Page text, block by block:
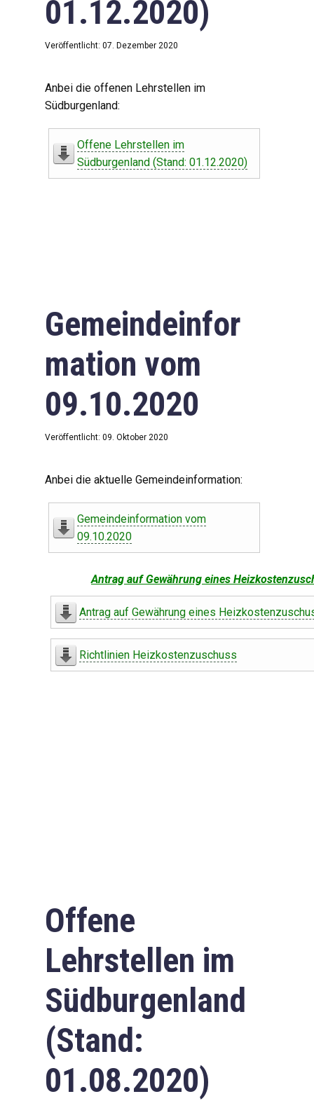
01.12.2020)
Veröffentlicht: 07. Dezember 2020
Anbei die offenen Lehrstellen im
Südburgenland:
Offene Lehrstellen im
Südburgenland (Stand: 01.12.2020)
Gemeindeinfor
mation vom
09.10.2020
Veröffentlicht: 09. Oktober 2020
Anbei die aktuelle Gemeindeinformation:
Gemeindeinformation vom
09.10.2020
Antrag auf Gewährung eines
Antrag auf Gewährung eines
Richtlinien Heizkostenzuschuss
Offene
Lehrstellen im
Südburgenland
(Stand:
01.08.2020)